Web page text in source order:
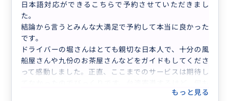
日本語対応ができるこちらで予約させていただきまし
た。
結論から言うとみんな大満足で予約して本当に良かった
です。
ドライバーの堀さんはとても親切な日本人で、十分の風
船屋さんや九份のお茶屋さんなどをガイドもしてくださ
って感動しました。正直、ここまでのサービスは期待し
分からない！っていうような方でも安心して観光できる
もっと見る